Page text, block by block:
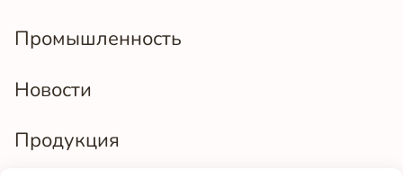
Промышленность
Новости
Продукция